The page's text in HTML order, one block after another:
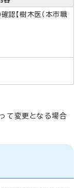
認【樹木医（本市職
て変更となる場合